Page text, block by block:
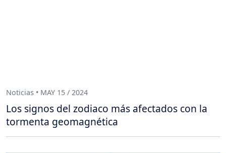
Noticias • MAY 15 / 2024
Los signos del zodiaco más afectados con la
tormenta geomagnética